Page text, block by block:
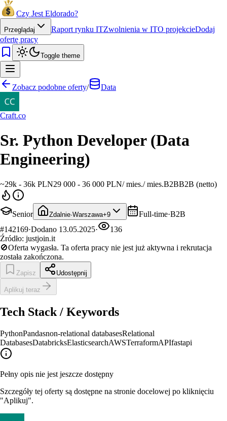
Czy Jest Eldorado?
Przeglądaj Raport rynku ITZwolnienia w ITO projekcieDodaj
ofertę pracy
Toggle theme
Zobacz podobne oferty/ Data
Craft.co
Sr. Python Developer (Data
Engineering)
~29k - 36k PLN29 000 - 36 000 PLN/mies./mies.B2BB2B (netto)
Senior Zdalnie·Warszawa+9 Full-time·B2B
#142169·Dodano 13.05.2025·
136
Źródło: justjoin.it
🚫Oferta wygasła. Ta oferta pracy nie jest już aktywna i rekrutacja
została zakończona.
Zapisz Udostępnij
Aplikuj teraz
Tech Stack / Keywords
PythonPandasnon-relational databasesRelational
DatabasesDatabricksElasticsearchAWSTerraformAPIfastapi
Pełny opis nie jest jeszcze dostępny
Szczegóły tej oferty są dostępne na stronie docelowej po kliknięciu
"Aplikuj".